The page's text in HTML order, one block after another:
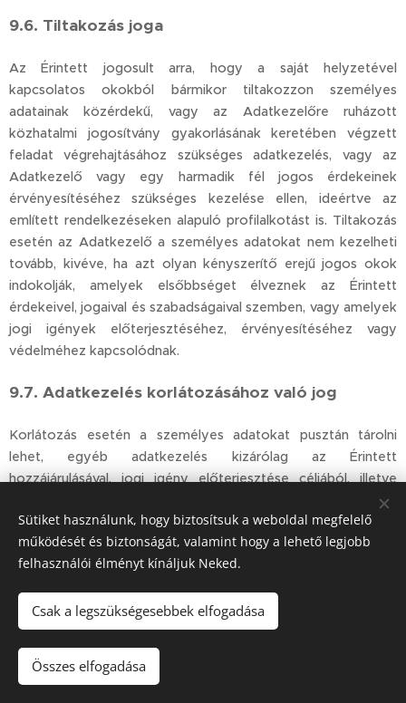
9.6. Tiltakozás joga
Az Érintett jogosult arra, hogy a saját helyzetével
kapcsolatos okokból bármikor tiltakozzon személyes
adatainak közérdekű, vagy az Adatkezelőre ruházott
közhatalmi jogosítvány gyakorlásának keretében végzett
feladat végrehajtásához szükséges adatkezelés, vagy az
Adatkezelő vagy egy harmadik fél jogos érdekeinek
érvényesítéséhez szükséges kezelése ellen, ideértve az
említett rendelkezéseken alapuló profilalkotást is. Tiltakozás
esetén az Adatkezelő a személyes adatokat nem kezelheti
tovább, kivéve, ha azt olyan kényszerítő erejű jogos okok
indokolják, amelyek elsőbbséget élveznek az Érintett
érdekeivel, jogaival és szabadságaival szemben, vagy amelyek
jogi igények előterjesztéséhez, érvényesítéséhez vagy
védelméhez kapcsolódnak.
9.7. Adatkezelés korlátozásához való jog
Korlátozás esetén a személyes adatokat pusztán tárolni
lehet, egyéb adatkezelés kizárólag az Érintett
hozzájárulásával, jogi igény előterjesztése céljából, illetve
közérdekből történhet. Az Érintett jogosult arra, hogy
kérésére az adatkezelő korlátozza az adatkezelést, ha az
alábbiak valamelyike teljesül:
ez esetben a korlátozás arra az időtartamra
vonatkozik, amely lehetővé teszi a személyes
adatok pontosságának ellenőrzését,
az adatkezelés jogellenes, és az Érintett ellenzi az
Sütiket használunk, hogy biztosítsuk a weboldal megfelelő
működését és biztonságát, valamint hogy a lehető legjobb
felhasználói élményt kínáljuk Neked.
Csak a legszükségesebbek elfogadása
Összes elfogadása